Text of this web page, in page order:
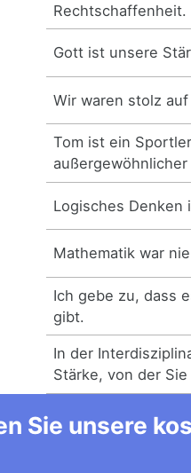
Rechtschaffenheit.
Gott ist unsere
Wir waren stolz
Tom ist ein
außergewöhnlicher
Logisches Denken
Mathematik war
Ich gebe zu, dass
gibt.
In der
Stärke, von der
Sie unsere